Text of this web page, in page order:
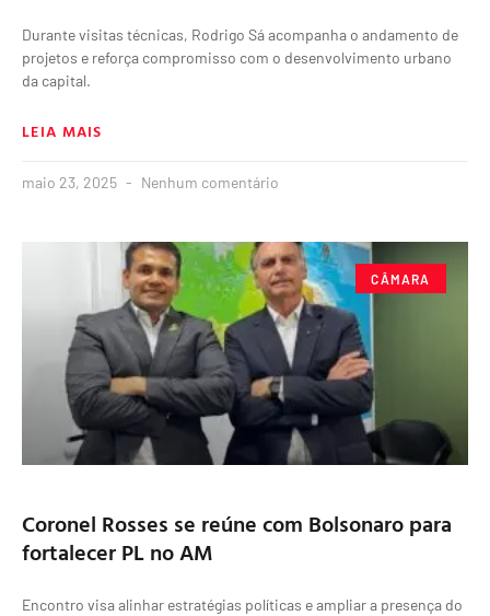
Durante visitas técnicas, Rodrigo Sá acompanha o andamento de
projetos e reforça compromisso com o desenvolvimento urbano
da capital.
LEIA MAIS
maio 23, 2025 Nenhum comentário
CÂMARA
Coronel Rosses se reúne com Bolsonaro para
fortalecer PL no AM
Encontro visa alinhar estratégias políticas e ampliar a presença do